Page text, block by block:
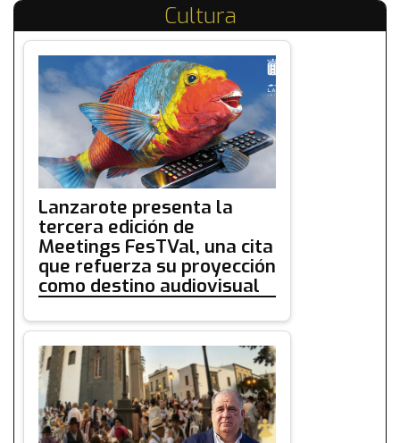
Cultura
Lanzarote presenta la
tercera edición de
Meetings FesTVal, una cita
que refuerza su proyección
como destino audiovisual